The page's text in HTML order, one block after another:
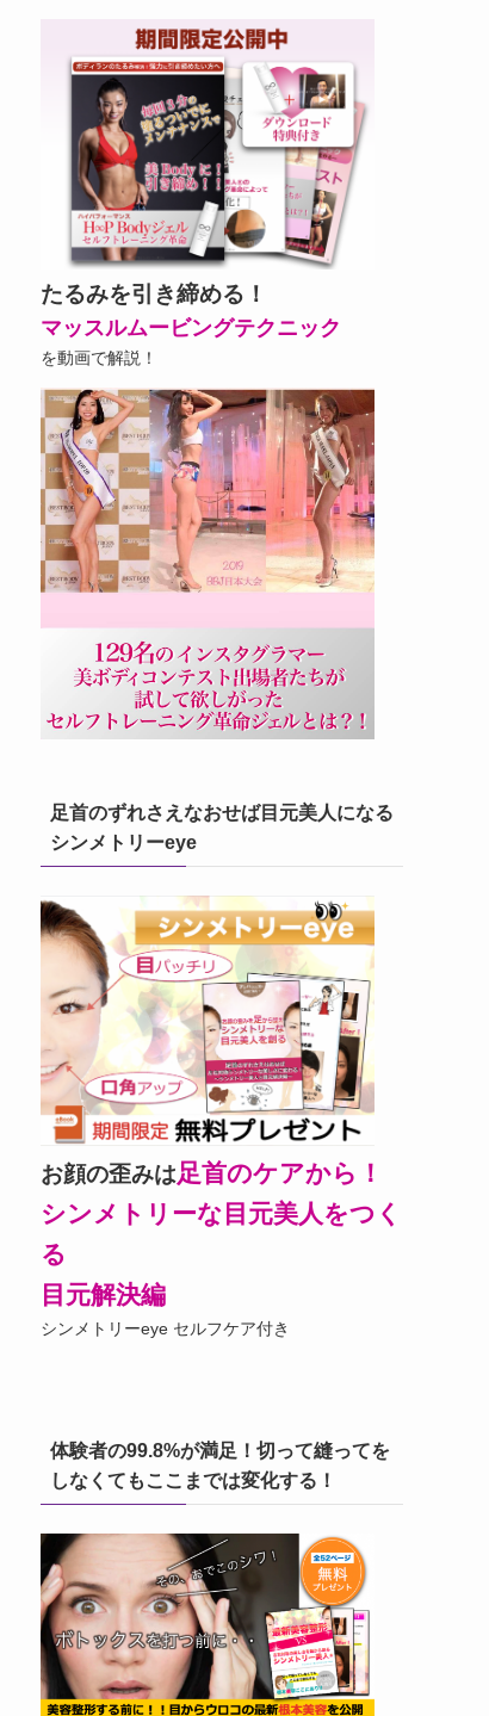
たるみを引き締める！
マッスルムービングテクニック
を動画で解説！
足首のずれさえなおせば目元美人になる
シンメトリーeye
お顔の歪みは足首のケアから！
シンメトリーな目元美人をつく
る
目元解決編
シンメトリーeye セルフケア付き
体験者の99.8%が満足！切って縫ってを
しなくてもここまでは変化する！